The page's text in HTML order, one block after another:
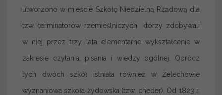
utworzono w mieście Szkołę Niedzielną Rządową dla
tzw. terminatorów rzemieślniczych, którzy zdobywali
w niej przez trzy lata elementarne wykształcenie w
zakresie czytania, pisania i wiedzy ogólnej. Oprócz
tych dwóch szkół istniała również w Żelechowie
wyznaniowa szkoła żydowska (tzw. cheder). Od 1823 r.